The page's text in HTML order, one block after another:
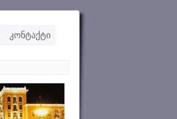
კონტაქტი